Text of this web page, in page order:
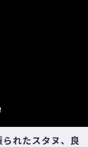
られたスタヌ、良